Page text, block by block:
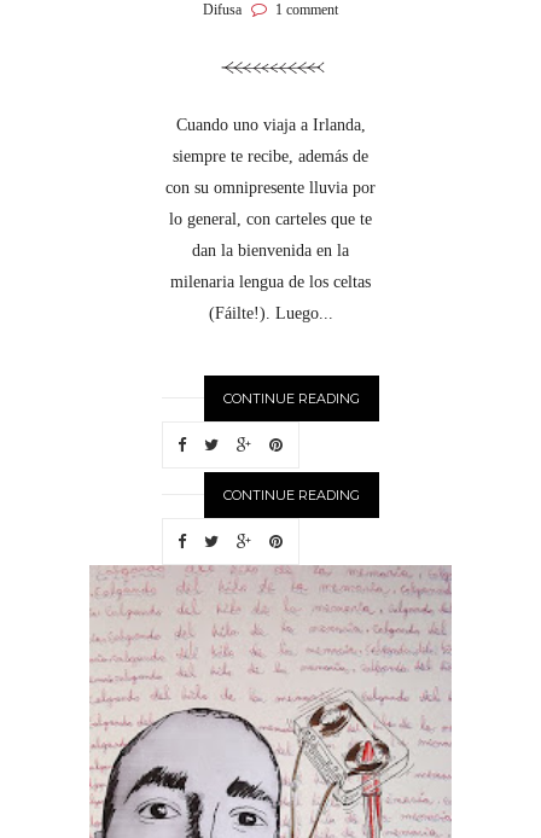
Difusa
1 comment
Cuando uno viaja a Irlanda,
siempre te recibe, además de
con su omnipresente lluvia por
lo general, con carteles que te
dan la bienvenida en la
milenaria lengua de los celtas
(Fáilte!). Luego...
CONTINUE READING
CONTINUE READING